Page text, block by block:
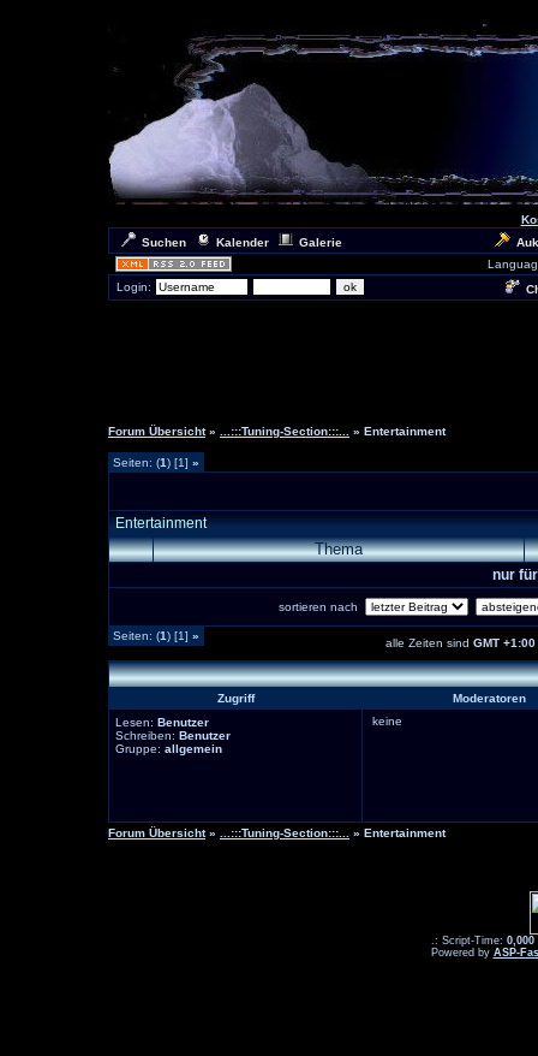
Suchen
Kalender Galerie
Login:
Forum Übersicht » ...:::Tuning-Section:::... » Entertainment
Seiten: (1) [1] »
Entertainment
Thema
nur
sortieren nach
Seiten: (1) [1] »
alle Zeiten sind GMT +1:00
Zugriff
Moderatoren
Lesen: Benutzer
Schreiben: Benutzer
Gruppe: allgemein
keine
Forum Übersicht » ...:::Tuning-Section:::... » Entertainment
.: Script-Time: 0,000
Powered by ASP-